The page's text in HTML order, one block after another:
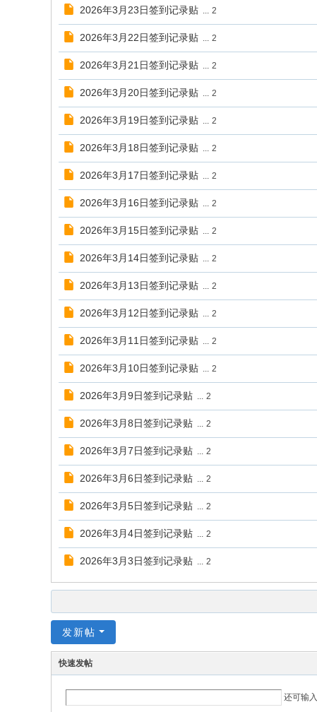
2026年3月23日签到记录贴 ... 2
2026年3月22日签到记录贴 ... 2
2026年3月21日签到记录贴 ... 2
2026年3月20日签到记录贴 ... 2
2026年3月19日签到记录贴 ... 2
2026年3月18日签到记录贴 ... 2
2026年3月17日签到记录贴 ... 2
2026年3月16日签到记录贴 ... 2
2026年3月15日签到记录贴 ... 2
2026年3月14日签到记录贴 ... 2
2026年3月13日签到记录贴 ... 2
2026年3月12日签到记录贴 ... 2
2026年3月11日签到记录贴 ... 2
2026年3月10日签到记录贴 ... 2
2026年3月9日签到记录贴 ... 2
2026年3月8日签到记录贴 ... 2
2026年3月7日签到记录贴 ... 2
2026年3月6日签到记录贴 ... 2
2026年3月5日签到记录贴 ... 2
2026年3月4日签到记录贴 ... 2
2026年3月3日签到记录贴 ... 2
发新帖
快速发帖
还可输入